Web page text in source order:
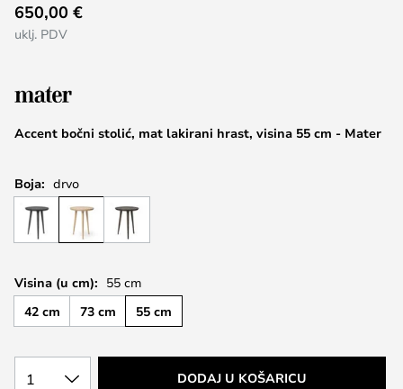
to
the
the
images
Accent bočni stolić, mat lakirani hrast, visina 55 cm - Mater
650,00 €
uklj. PDV
Boja: drvo
Visina (u cm): 55 cm
42 cm
73 cm 55 cm
1 DODAJ U KOŠARICU